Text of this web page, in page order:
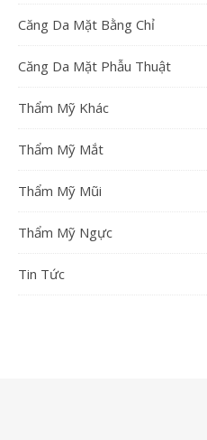
Căng Da Mặt Bằng Chỉ
Căng Da Mặt Phẫu Thuật
Thẩm Mỹ Khác
Thẩm Mỹ Mắt
Thẩm Mỹ Mũi
Thẩm Mỹ Ngực
Tin Tức